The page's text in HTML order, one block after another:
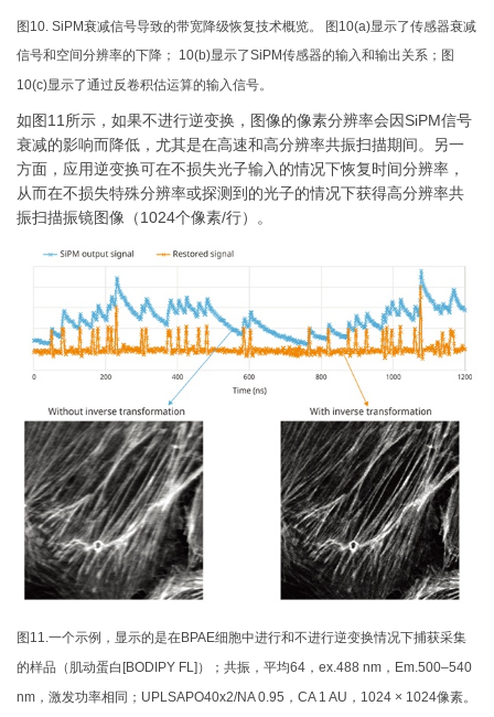
图10. SiPM衰减信号导致的带宽降级恢复技术概览。 图10(a)显示了传感器衰减
信号和空间分辨率的下降； 10(b)显示了SiPM传感器的输入和输出关系；图
10(c)显示了通过反卷积估运算的输入信号。
如图11所示，如果不进行逆变换，图像的像素分辨率会因SiPM信号
衰减的影响而降低，尤其是在高速和高分辨率共振扫描期间。另一
方面，应用逆变换可在不损失光子输入的情况下恢复时间分辨率，
从而在不损失特殊分辨率或探测到的光子的情况下获得高分辨率共
振扫描振镜图像（1024个像素/行）。
图11.一个示例，显示的是在BPAE细胞中进行和不进行逆变换情况下捕获采集
的样品（肌动蛋白[BODIPY FL]）；共振，平均64，ex.488 nm，Em.500–540
nm，激发功率相同；UPLSAPO40x2/NA 0.95，CA 1 AU，1024 × 1024像素。